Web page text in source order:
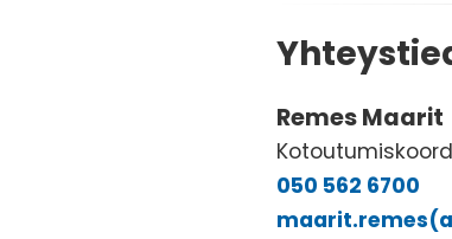
Remes Maarit
050 562 6700